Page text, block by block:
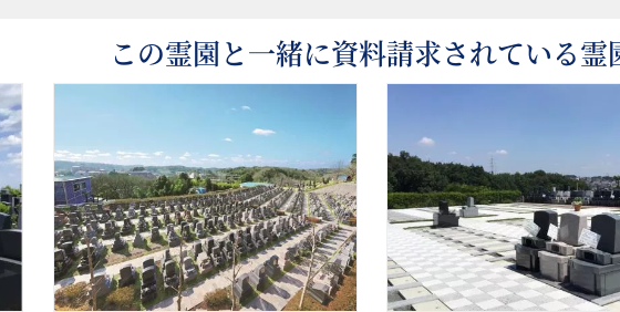
この霊園と一緒に資料請求されている霊